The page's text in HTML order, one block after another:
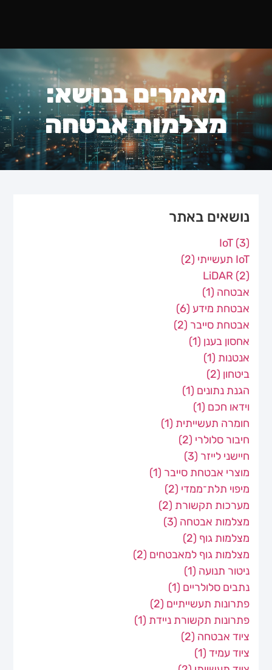
מאמרים בנושא:
מצלמות אבטחה
נושאים באתר
IoT(3)
IoT תעשייתי
(2)
LiDAR (2)
אבטחה (1)
אבטחת מידע (6)
אבטחת סייבר (2)
אחסון בענן (1)
אנטנות (1)
ביטחון (2)
הגנת נתונים (1)
וידאו חכם (1)
חומרה תעשייתית (1)
חיבור סלולרי (2)
חיישני לייזר (3)
מוצרי אבטחת סייבר (1)
מיפוי תלת־ממדי (2)
מערכות תקשורת (2)
מצלמות אבטחה (3)
מצלמות גוף (2)
מצלמות גוף למאבטחים (2)
ניטור תנועה (1)
נתבים סלולריים (1)
פתרונות תעשייתיים (2)
פתרונות תקשורת ניידת (1)
ציוד אבטחה (2)
ציוד עמיד (1)